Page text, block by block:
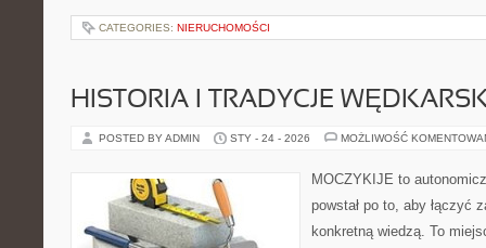
CATEGORIES: NIERUCHOMOŚCI
HISTORIA I TRADYCJE
POSTED BY ADMIN STY - 24 - 2026 MOŻLIWOŚĆ
MOCZYKIJE to
powstał po to, aby łączyć
konkretną wiedzą. To